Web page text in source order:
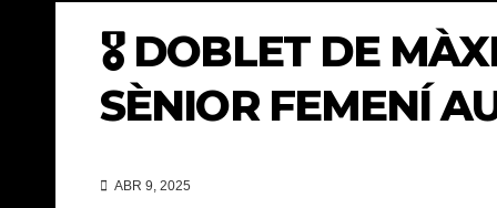
🎖️ DOBLET DE
SÈNIOR FEMENÍ
ABR 9, 2025